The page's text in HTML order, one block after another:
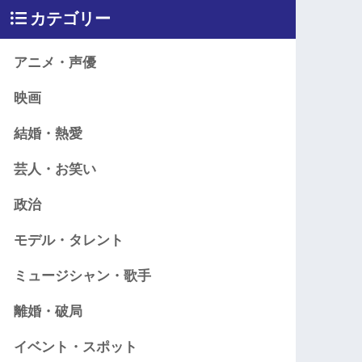
カテゴリー
アニメ・声優
映画
結婚・熱愛
芸人・お笑い
政治
モデル・タレント
ミュージシャン・歌手
離婚・破局
イベント・スポット